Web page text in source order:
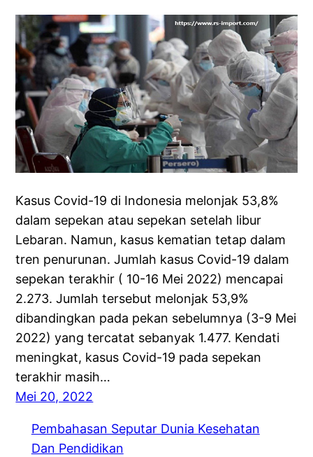
Kasus Covid-19 di Indonesia melonjak 53,8%
dalam sepekan atau sepekan setelah libur
Lebaran. Namun, kasus kematian tetap dalam
tren penurunan. Jumlah kasus Covid-19 dalam
sepekan terakhir ( 10-16 Mei 2022) mencapai
2.273. Jumlah tersebut melonjak 53,9%
dibandingkan pada pekan sebelumnya (3-9 Mei
2022) yang tercatat sebanyak 1.477. Kendati
meningkat, kasus Covid-19 pada sepekan
terakhir masih…
Mei 20, 2022
Pembahasan Seputar Dunia Kesehatan
Dan Pendidikan